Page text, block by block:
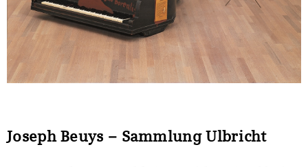
Joseph Beuys – Sammlung Ulbricht
Sonstiges